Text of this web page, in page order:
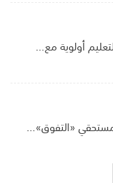
أولوية مع…
«التفوق»…